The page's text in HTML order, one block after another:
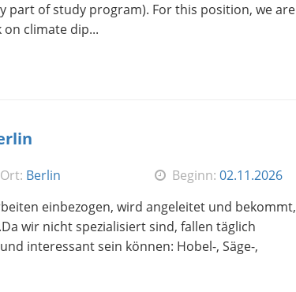
of study program). For this position, we are
climate dip...
Ort: Berlin Beginn: 02.11.2026
einbezogen, wird angeleitet und bekommt,
wir nicht spezialisiert sind, fallen täglich
interessant sein können: Hobel-, Säge-,